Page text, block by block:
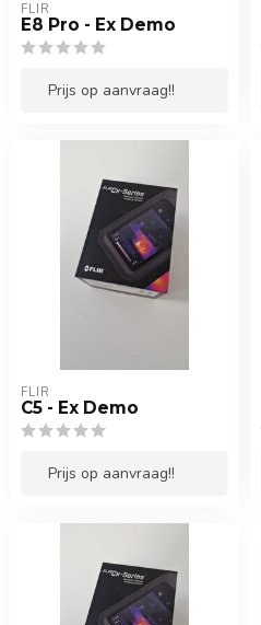
FLIR
E8 Pro - Ex Demo
Prijs op aanvraag!!
FLIR
C5 - Ex Demo
Prijs op aanvraag!!